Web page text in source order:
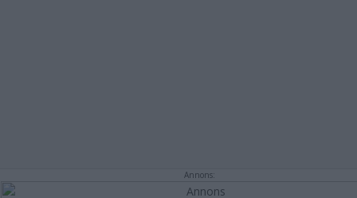
Annons: